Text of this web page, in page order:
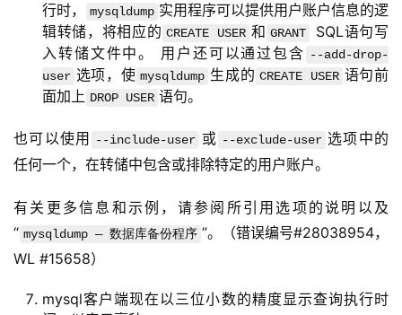
行时，
mysqldump 实用程序可以提供用户账户信息的逻
辑转储，将相应的 CREATE USER 和 GRANT
SQL语句写
入转储文件中。 用户还可以通过包含 --add-drop-
user 选项，使 mysqldump 生成的 CREATE USER 语句前
面加上 DROP USER 语句。
也可以使用 --include-user 或 --exclude-user 选项中的
任何一个，在转储中包含或排除特定的用户账户。
有关更多信息和示例，请参阅所引用选项的说明以及
“ mysqldump — 数据库备份程序 ”。（错误编号#28038954，
WL #15658）
mysql客户端现在以三位小数的精度显示查询执行时